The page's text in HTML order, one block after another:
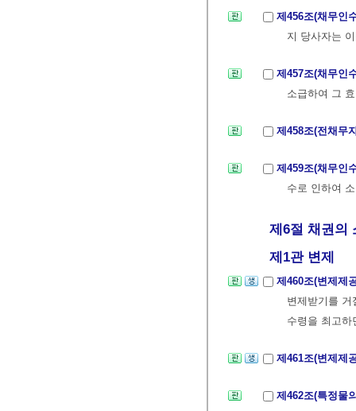
제456조(채무인
지 당사자는
제457조(채무인
소급하여 그
제458조(전채무
제459조(채무인
수로 인하여
제6절 채권의
제1관 변제
제460조(변제제
변제받기를
수령을 최고하
제461조(변제제
제462조(특정물